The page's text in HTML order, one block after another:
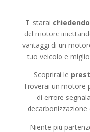
Ti starai chiedendo
del motore
vantaggi di un
tuo veicolo e
Scoprirai le
Troverai un motore
di errore
Niente più